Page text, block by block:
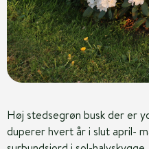
Høj stedsegrøn busk der er
duperer hvert år i slut april-